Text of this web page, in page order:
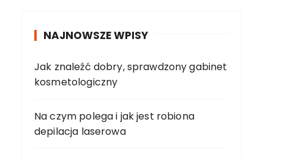
NAJNOWSZE WPISY
Jak znaleźć dobry, sprawdzony gabinet
kosmetologiczny
Na czym polega i jak jest robiona
depilacja laserowa